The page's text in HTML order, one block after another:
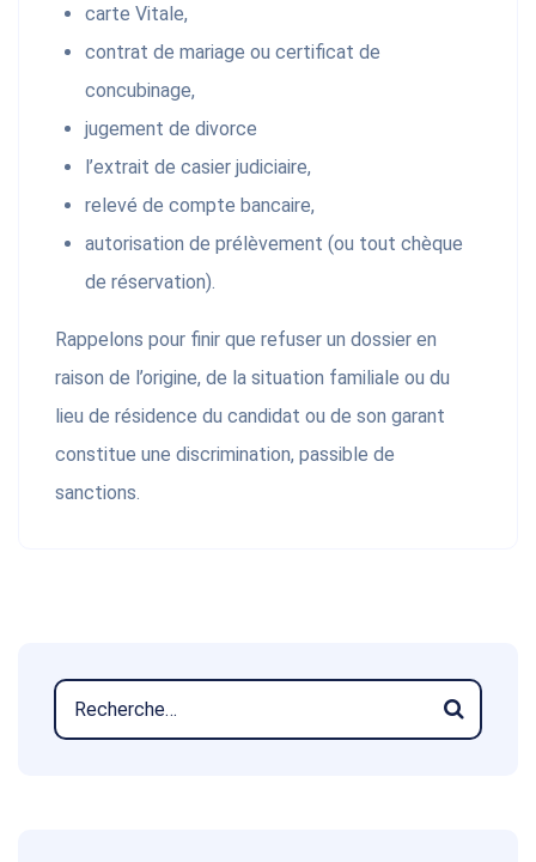
carte Vitale,
contrat de mariage ou certificat de
concubinage,
jugement de divorce
l’extrait de casier judiciaire,
relevé de compte bancaire,
autorisation de prélèvement (ou tout chèque
de réservation).
Rappelons pour finir que refuser un dossier en
raison de l’origine, de la situation familiale ou du
lieu de résidence du candidat ou de son garant
constitue une discrimination, passible de
sanctions.